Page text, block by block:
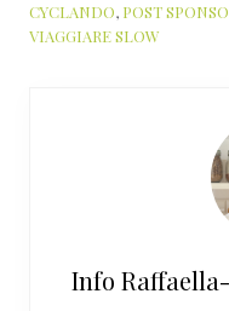
CYCLANDO, POST
VIAGGIARE SLOW
Info